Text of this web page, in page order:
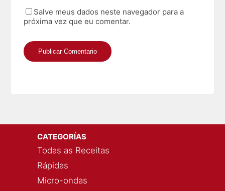
Salve meus dados neste navegador para a
próxima vez que eu comentar.
CATEGORÍAS
Todas as Receitas
Rápidas
Micro-ondas